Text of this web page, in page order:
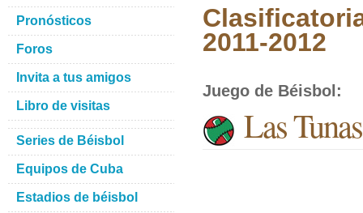
2011-2012
Juego de Béisbol :
Las
Pronósticos
Foros
Invita a tus amigos
Libro de visitas
Series de Béisbol
Equipos de Cuba
Estadios de béisbol